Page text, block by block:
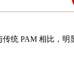
统 PAM 相比，明